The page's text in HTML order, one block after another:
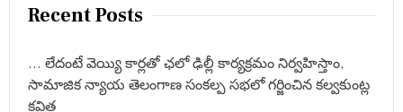
या
मे
ह
Recent Posts
… లేదంటే వెయ్యి కార్లతో ఛలో ఢిల్లీ కార్యక్రమం నిర్వహిస్తాం,
సామాజిక న్యాయ తెలంగాణ సంకల్ప సభలో గర్జించిన కల్వకుంట్ల
కవిత